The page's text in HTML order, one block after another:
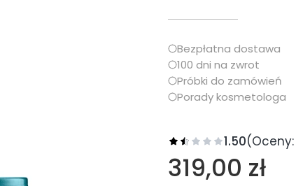
Bezpłatna dostawa
100 dni na zwrot
Próbki do zamówień
Porady kosmetologa
1.50
Cena
319,00 zł